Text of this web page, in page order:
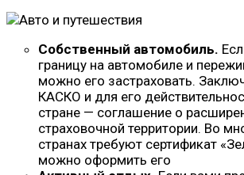
Собственный автомобиль.
границу на автомобиле и
можно его застраховать.
КАСКО и для его
стране — соглашение о
страховочной территории. Во
странах требуют сертификат
можно оформить его